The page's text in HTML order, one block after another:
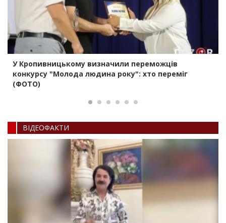
У Кропивницькому визначили переможців
конкурсу "Молода людина року": хто переміг
(ФОТО)
ВIДЕОФАКТИ